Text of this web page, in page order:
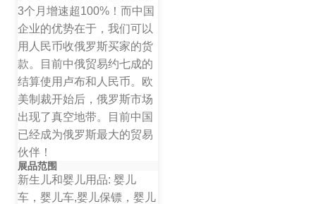
3个月增速超100%！而中国
企业的优势在于，我们可以
用人民币收俄罗斯买家的货
款。目前中俄贸易约七成的
结算使用卢布和人民币。欧
美制裁开始后，俄罗斯市场
出现了真空地带。目前中国
已经成为俄罗斯最大的贸易
伙伴！
展品范围
新生儿和婴儿用品: 婴儿
车，婴儿车,婴儿保镖，婴儿